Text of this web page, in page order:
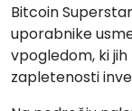
Bitcoin
uporabnike
vpogledom, ki
zapletenosti